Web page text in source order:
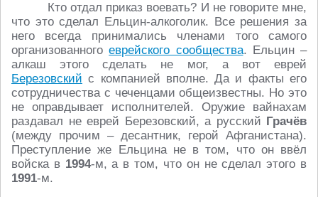
Кто отдал приказ воевать? И не говорите мне,
что это сделал Ельцин-алкоголик. Все решения за
него всегда принимались членами того самого
организованногоеврейского сообщества. Ельцин –
алкаш этого сделать не мог, а вот еврей
Березовский с компанией вполне. Да и факты его
сотрудничества с чеченцами общеизвестны. Но это
не оправдывает исполнителей. Оружие вайнахам
раздавал не еврей Березовский, а русский Грачёв
(между прочим – десантник, герой Афганистана).
Преступление же Ельцина не в том, что он ввёл
войска в 1994-м, а в том, что он не сделал этого в
1991-м.